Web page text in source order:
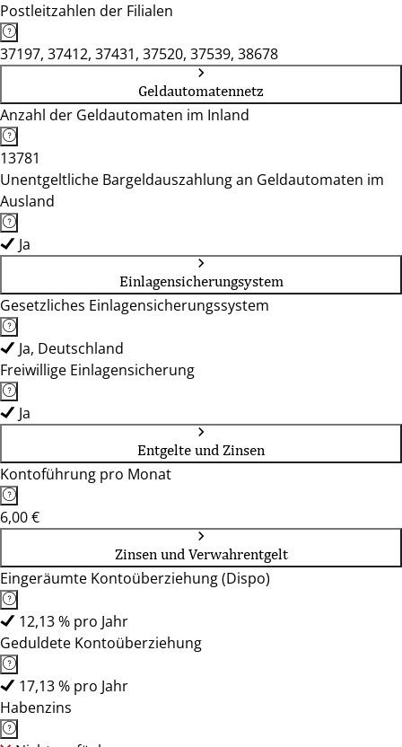
Postleitzahlen der Filialen
37197, 37412, 37431, 37520, 37539, 38678
Geldautomatennetz
Anzahl der Geldautomaten im Inland
13781
Unentgeltliche Bargeldauszahlung an Geldautomaten im
Ausland
Ja
Einlagensicherungsystem
Gesetzliches Einlagensicherungssystem
Ja, Deutschland
Freiwillige Einlagensicherung
Ja
Entgelte und Zinsen
Kontoführung pro Monat
6,00 €
Zinsen und Verwahrentgelt
Eingeräumte Kontoüberziehung (Dispo)
12,13 % pro Jahr
Geduldete Kontoüberziehung
17,13 % pro Jahr
Habenzins